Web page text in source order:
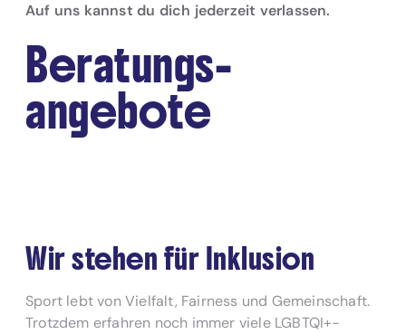
Auf uns kannst du dich jederzeit verlassen.
Beratungs-
angebote
Wir stehen für Inklusion
Sport lebt von Vielfalt, Fairness und Gemeinschaft.
Trotzdem erfahren noch immer viele LGBTQI+-